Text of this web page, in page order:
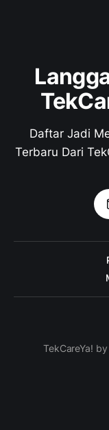
Daftar Jadi
Terbaru Dari
TekCareYa!